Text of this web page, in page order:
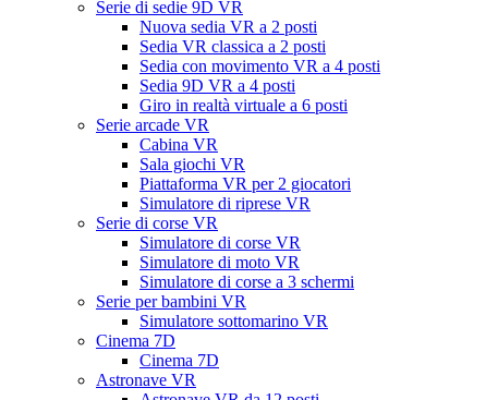
Serie di sedie 9D VR
Nuova sedia VR a 2 posti
Sedia VR classica a 2 posti
Sedia con movimento VR a 4 posti
Sedia 9D VR a 4 posti
Giro in realtà virtuale a 6 posti
Serie arcade VR
Cabina VR
Sala giochi VR
Piattaforma VR per 2 giocatori
Simulatore di riprese VR
Serie di corse VR
Simulatore di corse VR
Simulatore di moto VR
Simulatore di corse a 3 schermi
Serie per bambini VR
Simulatore sottomarino VR
Cinema 7D
Cinema 7D
Astronave VR